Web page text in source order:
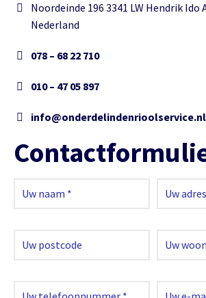
Noordeinde 196 3341 LW Hendrik Ido
Nederland
078 – 68 22 710
010 – 47 05 897
info@onderdelindenrioolservice.nl